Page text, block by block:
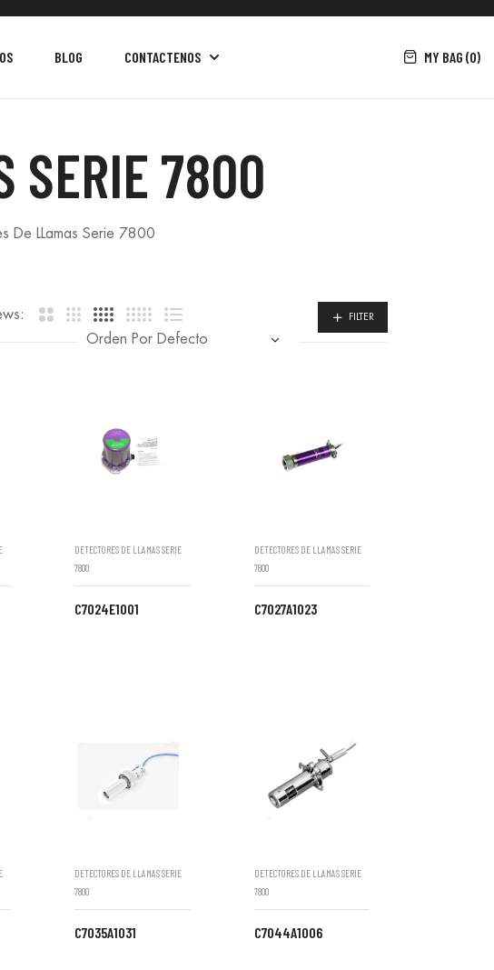
BLOG CONTACTENOS MY BAG (0)
SERIE 7800
De LLamas Serie 7800
FILTER
DETECTORES DE LLAMAS SERIE
7800
C7024E1001
DETECTORES DE LLAMAS SERIE
7800
C7027A1023
DETECTORES DE LLAMAS SERIE
7800
C7035A1031
DETECTORES DE LLAMAS SERIE
7800
C7044A1006